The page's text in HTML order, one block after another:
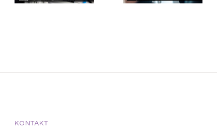
KONTAKT